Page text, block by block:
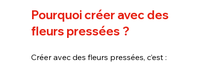
Pourquoi créer avec des
fleurs pressées ?
Créer avec des fleurs pressées, c’est :